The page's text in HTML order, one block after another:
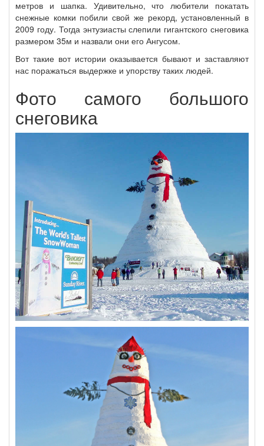
метров и шапка. Удивительно, что любители покатать
снежные комки побили свой же рекорд, установленный в
2009 году. Тогда энтузиасты слепили гигантского снеговика
размером 35м и назвали они его Ангусом.
Вот такие вот истории оказывается бывают и заставляют
нас поражаться выдержке и упорству таких людей.
Фото самого большого
снеговика